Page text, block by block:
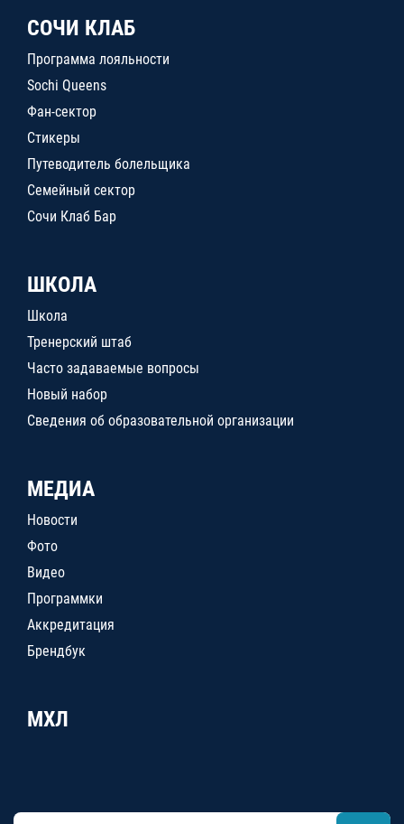
СОЧИ КЛАБ
Программа лояльности
Sochi Queens
Фан-сектор
Стикеры
Путеводитель болельщика
Семейный сектор
Сочи Клаб Бар
ШКОЛА
Школа
Тренерский штаб
Часто задаваемые вопросы
Новый набор
Сведения об образовательной организации
МЕДИА
Новости
Фото
Видео
Программки
Аккредитация
Брендбук
МХЛ